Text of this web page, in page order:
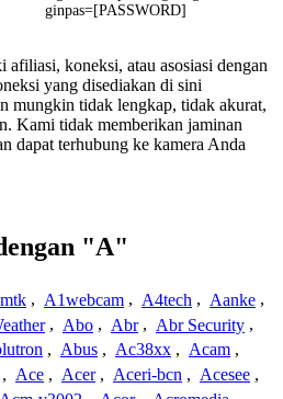
ginpas=[PASSWORD]
koneksi, atau asosiasi dengan
yang disediakan di sini
mungkin tidak lengkap, tidak akurat,
Kami tidak memberikan jaminan
dapat terhubung ke kamera Anda
"A"
, A1webcam , A4tech , Aanke ,
, Abo , Abr , Abr Security ,
, Abus , Ac38xx , Acam ,
, Ace , Acer , Aceri-bcn , Acesee ,